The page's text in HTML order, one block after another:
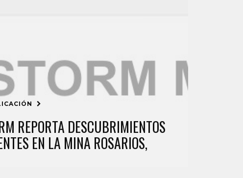
REPORTA DESCUBRIMIENTOS
EN LA MINA ROSARIOS,